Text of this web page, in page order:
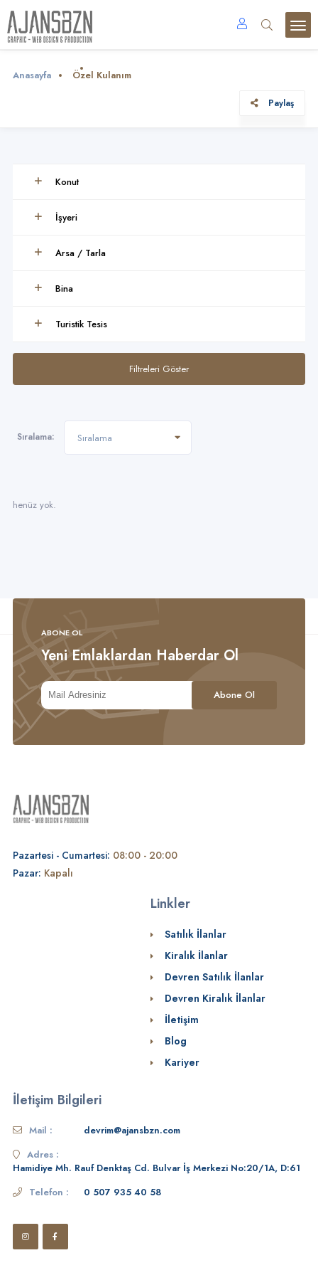
Anasayfa Özel Kulanım
Paylaş
Konut
İşyeri
Arsa / Tarla
Bina
Turistik Tesis
Filtreleri Göster
Sıralama: Sıralama
henüz yok.
ABONE OL
Yeni Emlaklardan Haberdar Ol
Pazartesi - Cumartesi: 08:00 - 20:00
Pazar: Kapalı
Linkler
Satılık İlanlar
Kiralık İlanlar
Devren Satılık İlanlar
Devren Kiralık İlanlar
İletişim
Blog
Kariyer
İletişim Bilgileri
Mail :
devrim@ajansbzn.com
Adres :
Hamidiye Mh. Rauf Denktaş Cd. Bulvar İş Merkezi No:20/1A, D:61
Telefon :
0 507 935 40 58